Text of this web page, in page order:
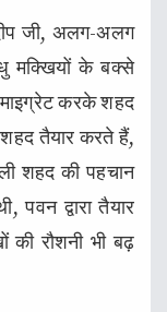
जी, अलग-अलग
मक्खियों के बक्से
करके शहद
तैयार करते हैं,
शहद की पहचान
द्वारा तैयार
रौशनी भी बढ़